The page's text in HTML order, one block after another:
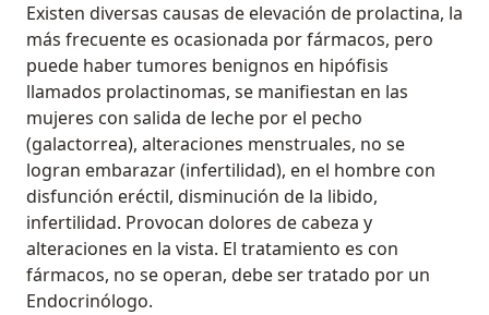
Existen diversas causas de elevación de prolactina, la
más frecuente es ocasionada por fármacos, pero
puede haber tumores benignos en hipófisis
llamados prolactinomas, se manifiestan en las
mujeres con salida de leche por el pecho
(galactorrea), alteraciones menstruales, no se
logran embarazar (infertilidad), en el hombre con
disfunción eréctil, disminución de la libido,
infertilidad. Provocan dolores de cabeza y
alteraciones en la vista. El tratamiento es con
fármacos, no se operan, debe ser tratado por un
Endocrinólogo.